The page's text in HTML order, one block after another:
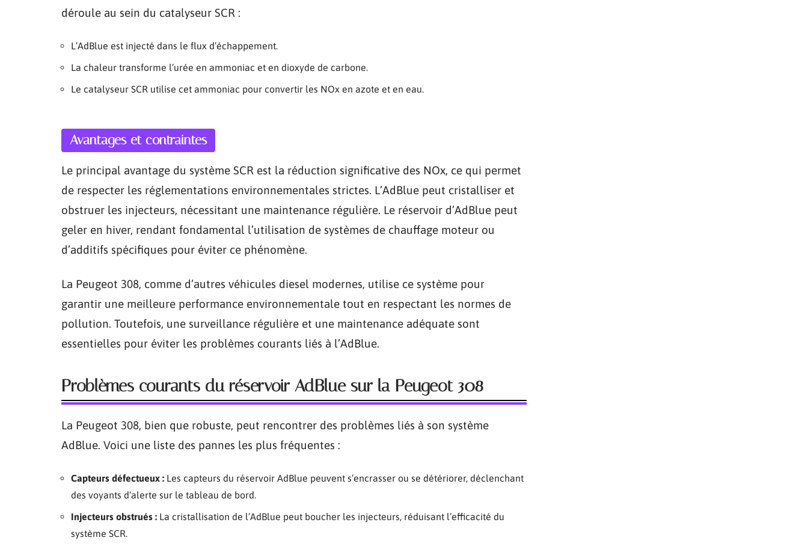
déroule au sein du catalyseur SCR :
L’AdBlue est injecté dans le flux d’échappement.
La chaleur transforme l’urée en ammoniac et en dioxyde de carbone.
Le catalyseur SCR utilise cet ammoniac pour convertir les NOx en azote et en eau.
Avantages et contraintes
Le principal avantage du système SCR est la réduction significative des NOx, ce qui permet
de respecter les réglementations environnementales strictes. L’AdBlue peut cristalliser et
obstruer les injecteurs, nécessitant une maintenance régulière. Le réservoir d’AdBlue peut
geler en hiver, rendant fondamental l’utilisation de systèmes de chauffage moteur ou
d’additifs spécifiques pour éviter ce phénomène.
La Peugeot 308, comme d’autres véhicules diesel modernes, utilise ce système pour
garantir une meilleure performance environnementale tout en respectant les normes de
pollution. Toutefois, une surveillance régulière et une maintenance adéquate sont
essentielles pour éviter les problèmes courants liés à l’AdBlue.
Problèmes courants du réservoir AdBlue sur la Peugeot 308
La Peugeot 308, bien que robuste, peut rencontrer des problèmes liés à son système
AdBlue. Voici une liste des pannes les plus fréquentes :
Capteurs défectueux : Les capteurs du réservoir AdBlue peuvent s’encrasser ou se détériorer, déclenchant
des voyants d’alerte sur le tableau de bord.
Injecteurs obstrués : La cristallisation de l’AdBlue peut boucher les injecteurs, réduisant l’efficacité du
système SCR.